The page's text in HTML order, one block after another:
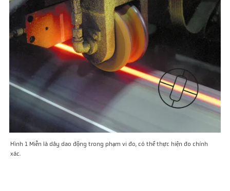
Hình 1 Miễn là dây dao động trong phạm vi đo, có thể thực hiện đo chính
xác.